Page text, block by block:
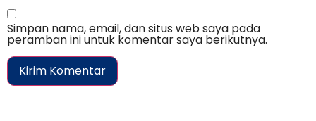
Simpan nama, email, dan situs web saya pada
peramban ini untuk komentar saya berikutnya.